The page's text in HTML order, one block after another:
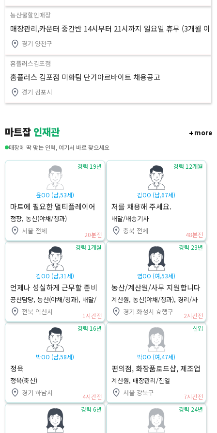
농산물할인매장
매장관리,카운터 중간반 14시부터 21시까지 일요일 휴무 (3개월 이
상 근무)
경기 양천구
홈플러스김포점
홈플러스 김포점 미화팀 단기아르바이트 채용공고
경기 김포시
마트잡 인재관 more
매장에 딱 맞는 인력, 여기서 바로 찾으세요
윤OO (남,53세)
마트에 필요한 멀티플레이어
#강남권 점장재직중(점장 및
공산,야채청과팀장 경기권 및
해외한인마트가능)
점장, 농산(야채/청과)
서울 전체
경력 19년
20분전
김OO (남,67세)
저를 채용해 주세요.
배달/배송기사
충북 전체
경력 12개월
48분전
김OO (남,31세)
언제나 성실하게 근무할 준비
가 되어 있습니다.
공산담당, 농산(야채/청과), 배달/
배송기사
전북 익산시
경력 1개월
1시간전
염OO (여,53세)
농산/계산원/사무 지원합니다
계산원, 농산(야채/청과), 경리/사
무
경기 화성시 효행구
경력 23년
2시간전
박OO (남,58세)
정육
정육(축산)
경기 하남시
경력 16년
4시간전
박OO (여,47세)
편의점, 화장품로드샵, 제조업
근무경력과 즉시 근무 가능한
박경하입니다.
계산원, 매장관리/진열
서울 강북구
신입
7시간전
경력 6년 경력 24년